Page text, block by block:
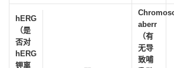
hERG
（是
否对
hERG
钾离
aberr
（有
无导
致哺